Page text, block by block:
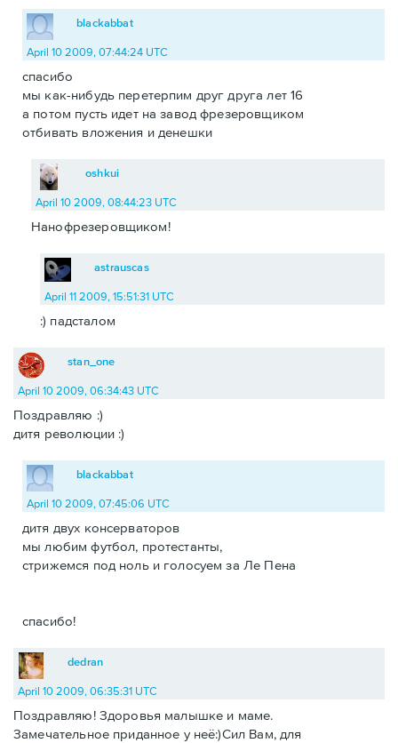
blackabbat
April 10 2009, 07:44:24 UTC
спасибо
мы как-нибудь перетерпим друг друга лет 16
а потом пусть идет на завод фрезеровщиком
отбивать вложения и денешки
oshkui
April 10 2009, 08:44:23 UTC
Нанофрезеровщиком!
astrauscas
April 11 2009, 15:51:31 UTC
:) падсталом
stan_one
April 10 2009, 06:34:43 UTC
Поздравляю :)
дитя революции :)
blackabbat
April 10 2009, 07:45:06 UTC
дитя двух консерваторов
мы любим футбол, протестанты,
стрижемся под ноль и голосуем за Ле Пена
спасибо!
dedran
April 10 2009, 06:35:31 UTC
Поздравляю! Здоровья малышке и маме.
Замечательное приданное у неё:)Сил Вам, для